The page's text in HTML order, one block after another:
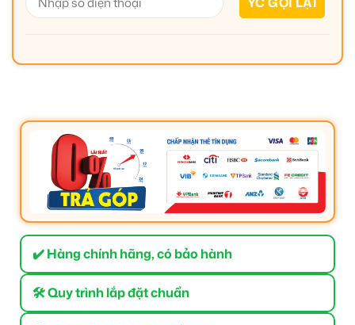
✔️ Hàng chính hãng, có bảo hành
🛠 Quy trình lắp đặt chuẩn